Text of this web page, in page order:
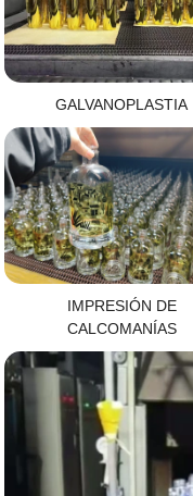
GALVANOPLASTIA
IMPRESIÓN DE
CALCOMANÍAS